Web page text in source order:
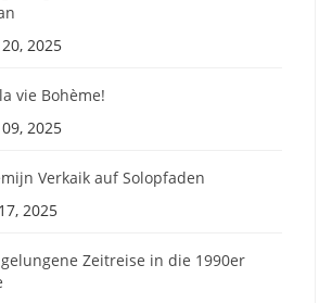
2025
vie Bohème!
2025
Verkaik auf Solopfaden
2025
Zeitreise in die 1990er